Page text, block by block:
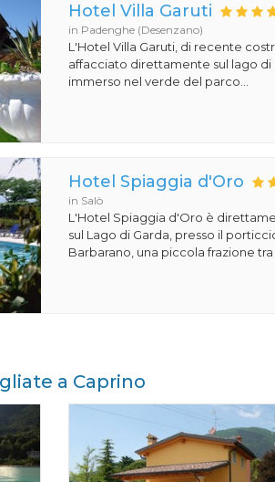
Hotel Villa Garuti
in Padenghe (Desenzano)
L'Hotel Villa Garuti, di recente
affacciato direttamente sul lago di
immerso nel verde del parco...
Hotel Spiaggia d'Oro
in Salò
L'Hotel Spiaggia d'Oro è
sul Lago di Garda, presso il
Barbarano, una piccola frazione tra
a Caprino